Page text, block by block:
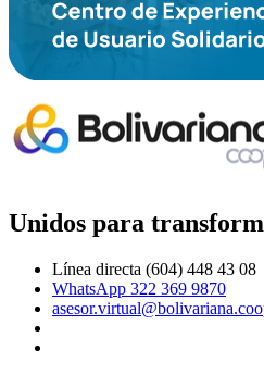
Unidos para
Línea directa (604) 448 43 08
WhatsApp 322 369 9870